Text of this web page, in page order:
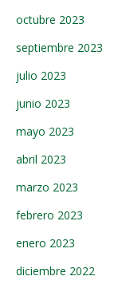
octubre 2023
septiembre 2023
julio 2023
junio 2023
mayo 2023
abril 2023
marzo 2023
febrero 2023
enero 2023
diciembre 2022